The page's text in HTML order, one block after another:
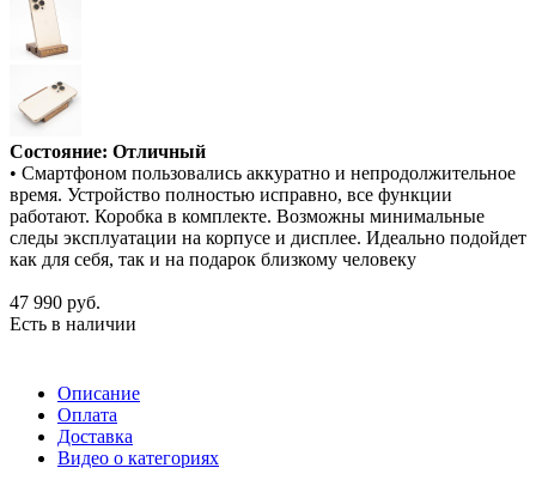
Состояние: Отличный
• Смартфоном пользовались аккуратно и непродолжительное
время. Устройство полностью исправно, все функции
работают. Коробка в комплекте. Возможны минимальные
следы эксплуатации на корпусе и дисплее. Идеально подойдет
как для себя, так и на подарок близкому человеку
47 990 руб.
Есть в наличии
Описание
Оплата
Доставка
Видео о категориях